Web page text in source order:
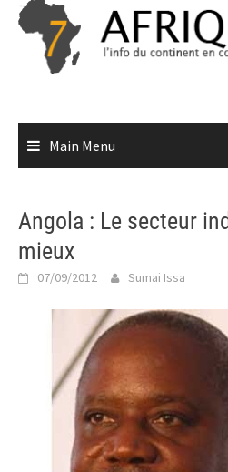
Skip
content
Main Menu
Angola : Le secteur
mieux
07/09/2012 Sumai Issa